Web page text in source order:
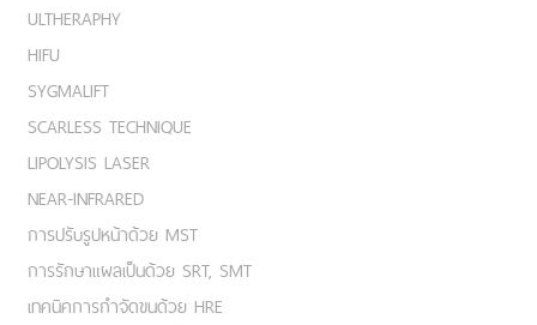
ULTHERAPHY
HIFU
SYGMALIFT
SCARLESS TECHNIQUE
LIPOLYSIS LASER
NEAR-INFRARED
การปรับรูปหน้าด้วย MST
การรักษาแผลเป็นด้วย SRT, SMT
เทคนิคการกำจัดขนด้วย HRE